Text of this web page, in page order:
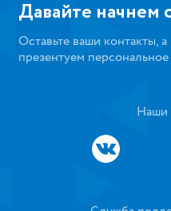
Давайте начнем
Оставьте ваши контакты,
презентуем
Наши